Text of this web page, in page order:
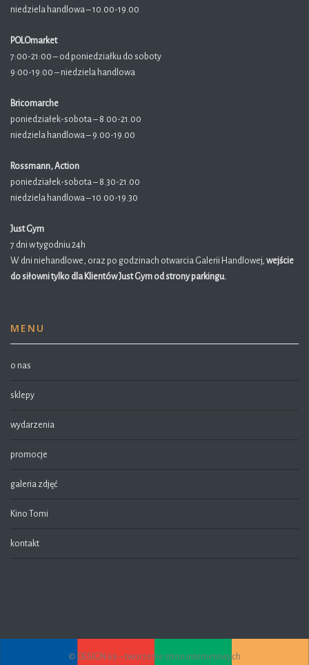
niedziela handlowa – 10.00-19.00
POLOmarket
7:00-21:00 – od poniedziałku do soboty
9:00-19:00 – niedziela handlowa
Bricomarche
poniedziałek-sobota – 8.00-21.00
niedziela handlowa – 9.00-19.00
Rossmann, Action
poniedziałek-sobota – 8.30-21.00
niedziela handlowa – 10.00-19.30
Just Gym
7 dni w tygodniu 24h
W dni niehandlowe, oraz po godzinach otwarcia Galerii Handlowej, wejście
do siłowni tylko dla Klientów Just Gym od strony parkingu.
MENU
o nas
sklepy
wydarzenia
promocje
galeria zdjęć
Kino Tomi
kontakt
© DESIGN 69 – tworzenie stron internetowych